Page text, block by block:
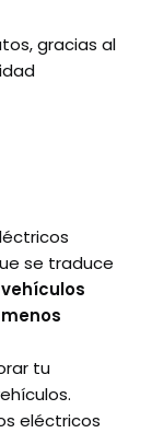
gracias al
se traduce
tu
eléctricos